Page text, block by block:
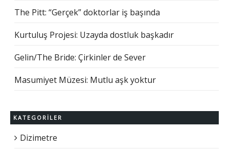
The Pitt: “Gerçek” doktorlar iş başında
Kurtuluş Projesi: Uzayda dostluk başkadır
Gelin/The Bride: Çirkinler de Sever
Masumiyet Müzesi: Mutlu aşk yoktur
KATEGORILER
Dizimetre